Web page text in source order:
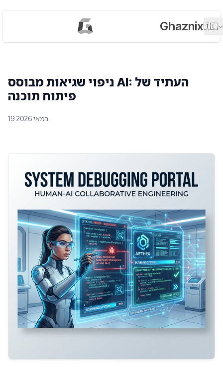
Ghaznix🇮🇱
ניפוי שגיאות מבוסס AI: העתיד של
פיתוח תוכנה
19 במאי 2026